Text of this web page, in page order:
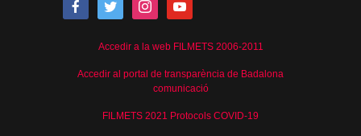
Accedir a la web FILMETS 2006-2011
Accedir al portal de transparència de Badalona
comunicació
FILMETS 2021 Protocols COVID-19